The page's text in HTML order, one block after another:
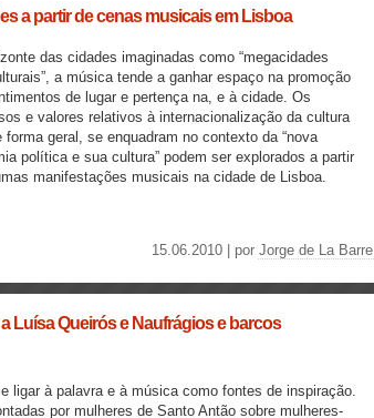
a partir de cenas musicais em Lisboa
das cidades imaginadas como “megacidades
a música tende a ganhar espaço na promoção
de lugar e pertença na, e à cidade. Os
e valores relativos à internacionalização da cultura
forma geral, se enquadram no contexto da “nova
política e sua cultura” podem ser explorados a partir
manifestações musicais na cidade de Lisboa.
15.06.2010 | por Jorge de La Barre
Luísa Queirós e Naufrágios e barcos
ligar à palavra e à música como fontes de inspiração.
por mulheres de Santo Antão sobre mulheres-